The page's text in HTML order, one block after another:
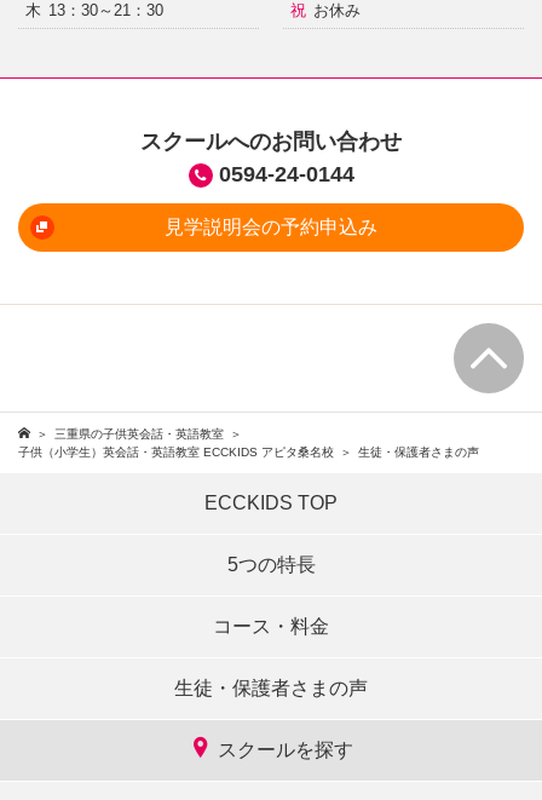
木 13：30～21：30
祝 お休み
スクールへのお問い合わせ
0594-24-0144
見学説明会の予約申込み
三重県の子供英会話・英語教室
子供（小学生）英会話・英語教室 ECCKIDS アピタ桑名校
生徒・保護者さまの声
ECCKIDS TOP
5つの特長
コース・料金
生徒・保護者さまの声
スクールを探す